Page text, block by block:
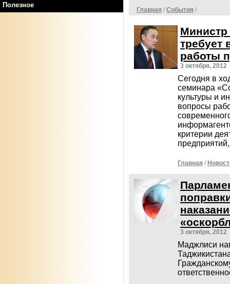
Полезное
Главная / События /
требует
работы
3 октября, 2012
Сегодня в
семинара
культуры и
вопросы
критерии
Главная /
3 октября, 2012
Маджлиси